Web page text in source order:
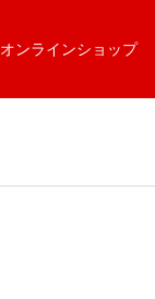
オンラインショップ